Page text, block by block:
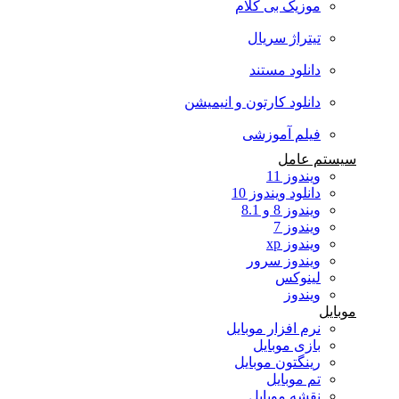
موزیک بی کلام
تیتراژ سریال
دانلود مستند
دانلود کارتون و انیمیشن
فیلم آموزشی
سیستم عامل
ویندوز 11
دانلود ویندوز 10
ویندوز 8 و 8.1
ویندوز 7
ویندوز xp
ویندوز سرور
لینوکس
ویندوز
موبایل
نرم افزار موبایل
بازی موبایل
رینگتون موبایل
تم موبایل
نقشه موبایل